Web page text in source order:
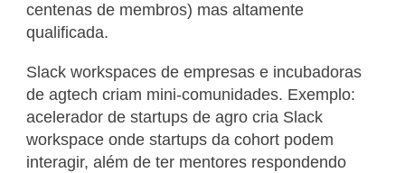
centenas de membros) mas altamente
qualificada.
Slack workspaces de empresas e incubadoras
de agtech criam mini-comunidades. Exemplo:
acelerador de startups de agro cria Slack
workspace onde startups da cohort podem
interagir, além de ter mentores respondendo